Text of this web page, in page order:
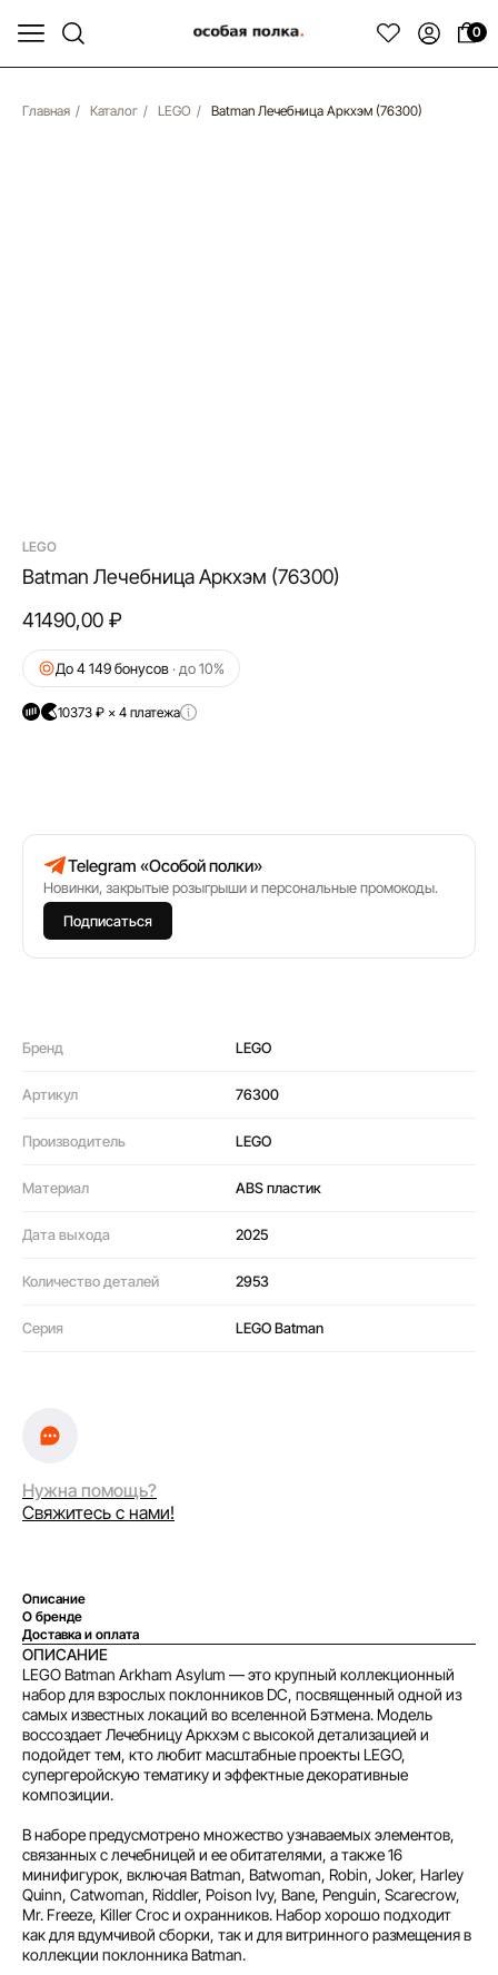
0
Главная / Каталог / LEGO / Batman Лечебница Аркхэм (76300)
Batman Лечебница Аркхэм (76300)
LEGO
41490,00 ₽
До 4 149 бонусов · до 10%
10373 ₽ × 4 платежа
Telegram «Особой полки»
Новинки, закрытые розыгрыши и персональные промокоды.
Подписаться
Бренд LEGO
Артикул 76300
Производитель LEGO
Материал ABS пластик
Дата выхода 2025
Количество деталей 2953
Серия LEGO Batman
Нужна помощь?
Свяжитесь с нами!
Описание
О бренде
Доставка и оплата
ОПИСАНИЕ
LEGO Batman Arkham Asylum — это крупный коллекционный
набор для взрослых поклонников DC, посвященный одной из
самых известных локаций во вселенной Бэтмена. Модель
воссоздает Лечебницу Аркхэм с высокой детализацией и
подойдет тем, кто любит масштабные проекты LEGO,
супергеройскую тематику и эффектные декоративные
композиции.
В наборе предусмотрено множество узнаваемых элементов,
связанных с лечебницей и ее обитателями, а также 16
минифигурок, включая Batman, Batwoman, Robin, Joker, Harley
Quinn, Catwoman, Riddler, Poison Ivy, Bane, Penguin, Scarecrow,
Mr. Freeze, Killer Croc и охранников. Набор хорошо подходит
как для вдумчивой сборки, так и для витринного размещения в
коллекции поклонника Batman.
Оплата частями
Оплатите сегодня 25% стоимости покупки
платежами раз в две недели.
Оплата
сегодня
25%
Через
2 недели
25%
Через
4 недели
Через
6 недель